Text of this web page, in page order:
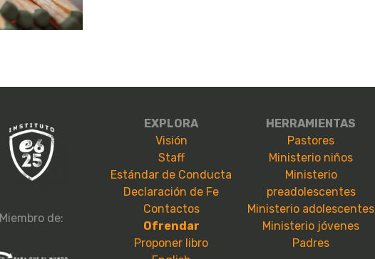
Miembro de:
EXPLORA
Visión
Staff
Estándar de Conducta
Declaración de Fe
Contactos
Ofrendar
Proponer libro
HERRAMIENTAS
Pastores
Ministerio niños
Ministerio
preadolescentes
Ministerio adolescentes
Ministerio jóvenes
Padres